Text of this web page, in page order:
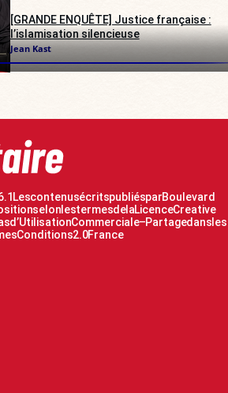
[GRANDE ENQUÊTE] Justice française :
l’islamisation silencieuse
Jean Kast
Les contenus écrits publiés par Boulevard
selon les termes de la Licence Creative
d’Utilisation Commerciale – Partage dans les
Conditions 2.0 France